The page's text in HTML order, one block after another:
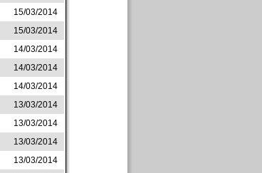
15/03/2014
15/03/2014
14/03/2014
14/03/2014
14/03/2014
13/03/2014
13/03/2014
13/03/2014
13/03/2014